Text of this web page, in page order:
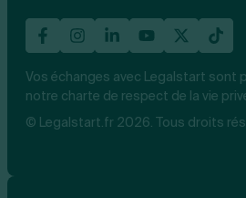
Vos échanges avec Legalstart sont
notre charte de respect de la vie
© Legalstart.fr 2026. Tous droits